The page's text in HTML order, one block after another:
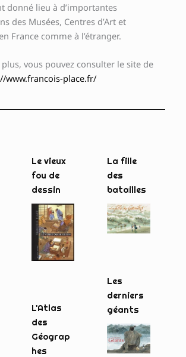
donné lieu à d’importantes
des Musées, Centres d’Art et
France comme à l’étranger.
vous pouvez consulter le site de
www.francois-place.fr/
Le vieux
fou de
dessin
La fille
des
batailles
Les
derniers
géants
L'Atlas
des
Géograp
hes